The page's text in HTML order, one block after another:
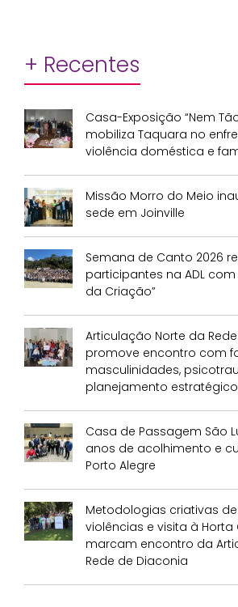
+ Recentes
Casa-Exposição “Nem
mobiliza Taquara no
violência doméstica e
Missão Morro do Meio
sede em Joinville
Semana de Canto 2026
participantes na ADL
da Criação”
Articulação Norte da
promove encontro com
masculinidades,
planejamento estratégico
Casa de Passagem São
anos de acolhimento e
Porto Alegre
Metodologias criativas
violências e visita à
marcam encontro da
Rede de Diaconia